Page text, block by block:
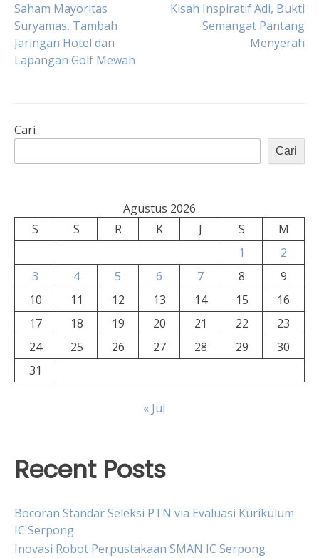
pos
Saham Mayoritas
Suryamas, Tambah
Jaringan Hotel dan
Lapangan Golf Mewah
Kisah Inspiratif Adi, Bukti
Semangat Pantang
Menyerah
Cari
Cari
Agustus 2026
S
S R K J S
M
1
2
3
4 5 6 7 8
9
10
11 12 13 14 15
16
17
18 19 20 21 22
23
24
25 26 27 28 29
30
31
« Jul
Recent Posts
Bocoran Standar Seleksi PTN via Evaluasi Kurikulum
IC Serpong
Inovasi Robot Perpustakaan SMAN IC Serpong